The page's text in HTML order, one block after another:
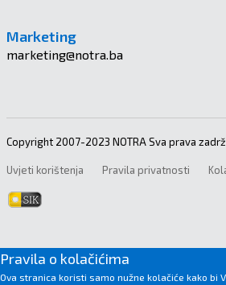
Marketing
marketing@notra.ba
Copyright 2007-2023 NOTRA Sva prava
Uvjeti korištenja Pravila privatnosti
Pravila o kolačićima
Ova stranica koristi samo nužne kolačiće kako